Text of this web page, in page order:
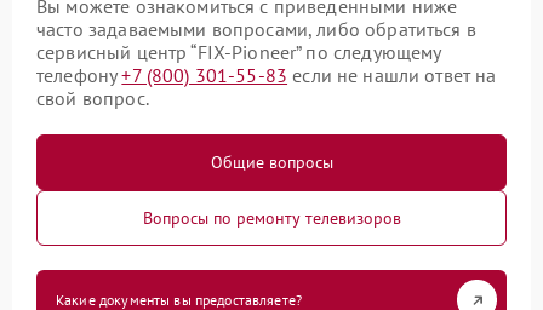
Вы можете ознакомиться с приведенными ниже
часто задаваемыми вопросами, либо обратиться в
сервисный центр “FIX-Pioneer” по следующему
телефону+7 (800) 301-55-83 если не нашли ответ на
свой вопрос.
Общие вопросы
Вопросы по ремонту телевизоров
Какие документы вы предоставляете?